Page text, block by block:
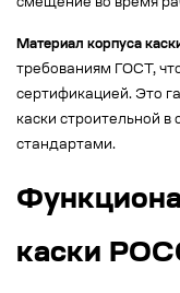
смещение во время
Материал корпуса
требованиям ГОСТ,
сертификацией. Это
каски строительной в
стандартами.
каски